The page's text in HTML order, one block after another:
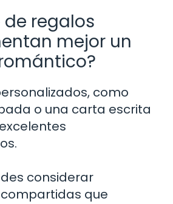
de regalos
mejor un
como
o una carta escrita
considerar
que